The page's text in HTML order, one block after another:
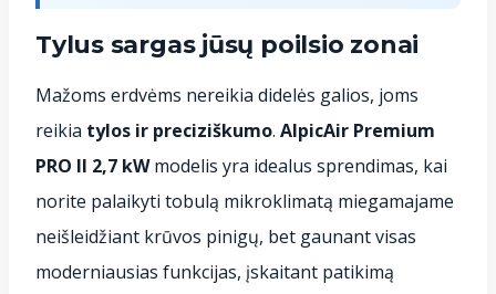
Tylus sargas jūsų poilsio zonai
Mažoms erdvėms nereikia didelės galios, joms
reikia tylos ir preciziškumo. AlpicAir Premium
PRO II 2,7 kWmodelis yra idealus sprendimas, kai
norite palaikyti tobulą mikroklimatą miegamajame
neišleidžiant krūvos pinigų, bet gaunant visas
moderniausias funkcijas, įskaitant patikimą